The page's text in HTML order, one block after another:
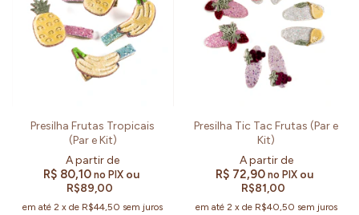
Presilha Frutas Tropicais
(Par e Kit)
R$ 80,10no PIX ou
R$89,00
em até2 xde R$44,50 sem juros
Presilha Tic Tac Frutas (Par e
Kit)
R$ 72,90 no PIX ou
R$81,00
em até 2 x de R$40,50 sem juros